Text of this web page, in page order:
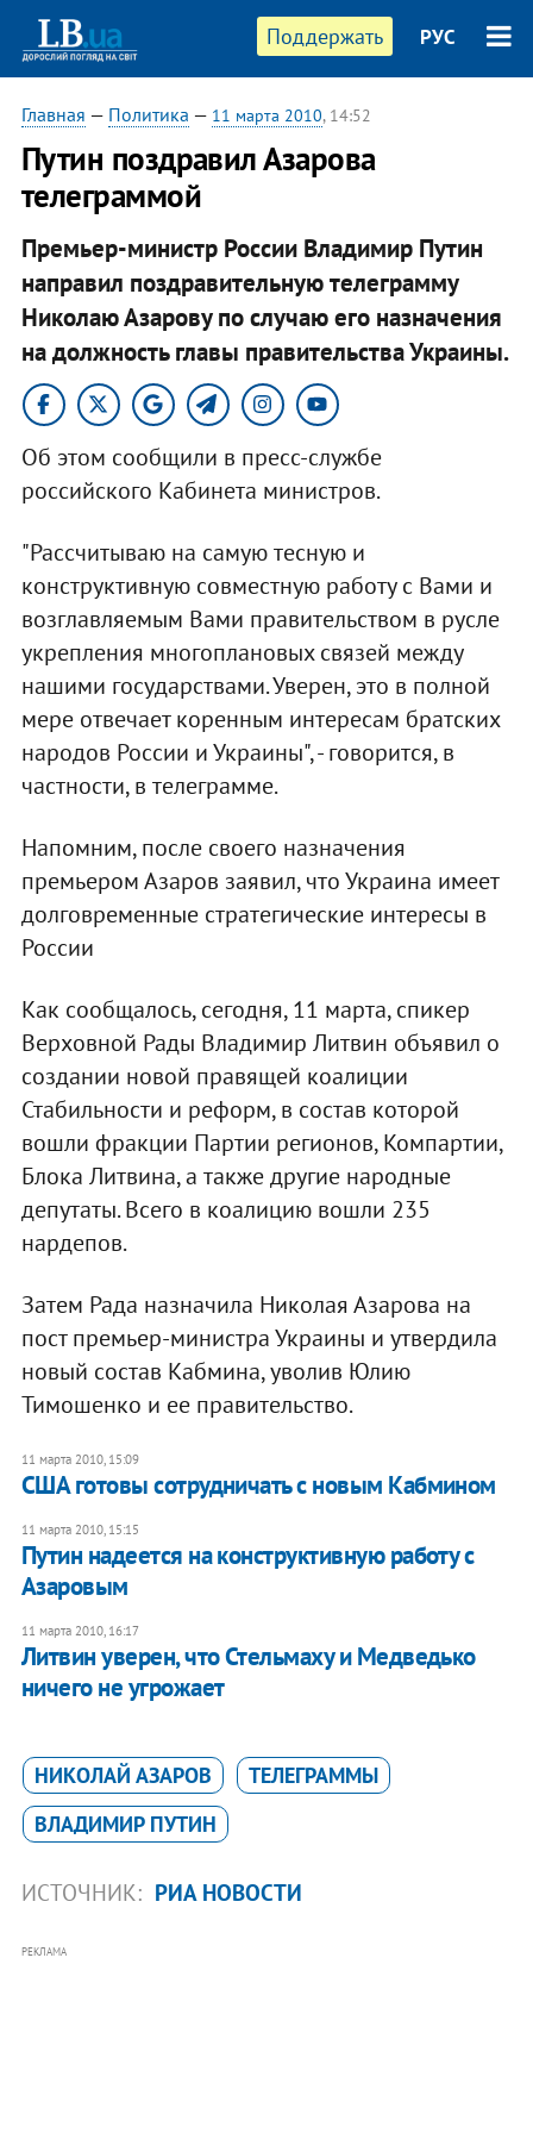
Поддержать РУС
Главная — Политика — 11 марта 2010, 14:52
Путин поздравил Азарова
телеграммой
Премьер-министр России Владимир Путин
направил поздравительную телеграмму
Николаю Азарову по случаю его назначения
на должность главы правительства Украины.
Об этом сообщили в пресс-службе
российского Кабинета министров.
"Рассчитываю на самую тесную и
конструктивную совместную работу с Вами и
возглавляемым Вами правительством в русле
укрепления многоплановых связей между
нашими государствами. Уверен, это в полной
мере отвечает коренным интересам братских
народов России и Украины", - говорится, в
частности, в телеграмме.
Напомним, после своего назначения
премьером Азаров заявил, что Украина имеет
долговременные стратегические интересы в
России
Как сообщалось, сегодня, 11 марта, спикер
Верховной Рады Владимир Литвин объявил о
создании новой правящей коалиции
Стабильности и реформ, в состав которой
вошли фракции Партии регионов, Компартии,
Блока Литвина, а также другие народные
депутаты. Всего в коалицию вошли 235
нардепов.
Затем Рада назначила Николая Азарова на
пост премьер-министра Украины и утвердила
новый состав Кабмина, уволив Юлию
Тимошенко и ее правительство.
11 марта 2010, 15:09
США готовы сотрудничать с новым Кабмином
11 марта 2010, 15:15
Путин надеется на конструктивную работу с
Азаровым
11 марта 2010, 16:17
Литвин уверен, что Стельмаху и Медведько
ничего не угрожает
НИКОЛАЙ АЗАРОВ
ТЕЛЕГРАММЫ
ВЛАДИМИР ПУТИН
ИСТОЧНИК: РИА НОВОСТИ
РЕКЛАМА